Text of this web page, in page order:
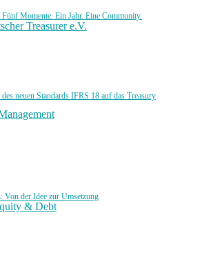
Momente. Ein Jahr. Eine Community.
Treasurer e.V.
neuen Standards IFRS 18 auf das Treasury
Von der Idee zur Umsetzung
& Debt